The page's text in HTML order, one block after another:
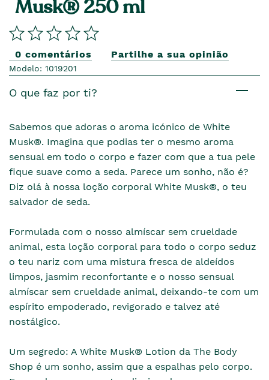
Musk® 250 ml
0 comentários Partilhe a sua opinião
Modelo: 1019201
O que faz por ti?
Sabemos que adoras o aroma icónico de White
Musk®. Imagina que podias ter o mesmo aroma
sensual em todo o corpo e fazer com que a tua pele
fique suave como a seda. Parece um sonho, não é?
Diz olá à nossa loção corporal White Musk®, o teu
salvador de seda.
Formulada com o nosso almíscar sem crueldade
animal, esta loção corporal para todo o corpo seduz
o teu nariz com uma mistura fresca de aldeídos
limpos, jasmim reconfortante e o nosso sensual
almíscar sem crueldade animal, deixando-te com um
espírito empoderado, revigorado e talvez até
nostálgico.
Um segredo: A White Musk® Lotion da The Body
Shop é um sonho, assim que a espalhas pelo corpo.